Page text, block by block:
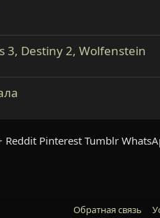
Destiny 2, Wolfenstein
Reddit Pinterest Tumblr
Обратная связь